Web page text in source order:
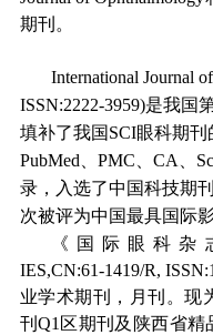
期刊。
International Journal of
ISSN:2222-3959)是我国
填补了我国SCI眼科期刊
PubMed
PMC CA
录，入选了中国科技期
次被评为中国最具国际
《国际眼科杂志
IES,CN:61-1419/R,
业学术期刊，月刊。现
刊Q1区期刊及陕西省